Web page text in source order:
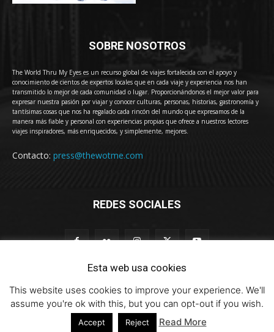
SOBRE NOSOTROS
The World Thru My Eyes es un recurso global de viajes fortalecida con el apoyo y
conocimiento de cientos de expertos locales que en cada viaje y experiencia nos han
transmitido lo mejor de cada comunidad o lugar. Proporcionándonos el mejor valor para
expresar nuestra pasión por viajar y conocer culturas, personas, historias, gastronomía y
tantísimas cosas que nos ha regalado cada rincón del mundo que expresamos de la
manera más fiable y personal con experiencias propias que ofrece a nuestros lectores
viajes inspiradores, más enriquecidos, y simplemente, mejores.
Contacto: press@thewotme.com
REDES SOCIALES
© 2011-2023 The World Thru My Eyes - Travel Magazine (Versión 4.0)
thewotme@TV Sobre Nosotros Contacto
Esta web usa cookies
This website uses cookies to improve your experience. We'll
assume you're ok with this, but you can opt-out if you wish.
Accept Reject Read More